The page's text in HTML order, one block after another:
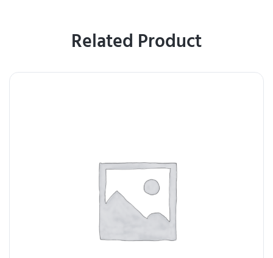
Related Product